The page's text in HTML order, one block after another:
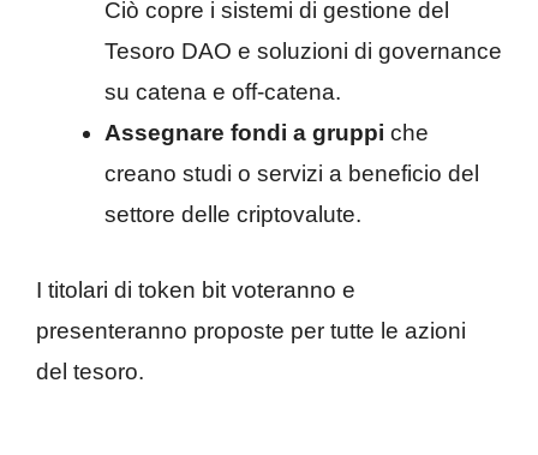
Ciò copre i sistemi di gestione del
Tesoro DAO e soluzioni di governance
su catena e off-catena.
Assegnare fondi a gruppi che
creano studi o servizi a beneficio del
settore delle criptovalute.
I titolari di token bit voteranno e
presenteranno proposte per tutte le azioni
del tesoro.